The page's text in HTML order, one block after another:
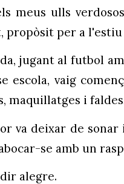
meus ulls
propòsit per a l'estiu
jugant al futbol
escola, vaig
maquillatges i
va deixar de
se amb un
dir alegre.